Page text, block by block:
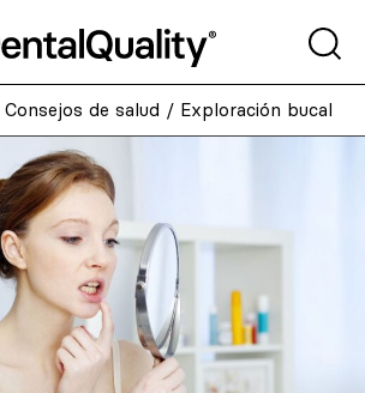
Consejos de salud / Exploración bucal